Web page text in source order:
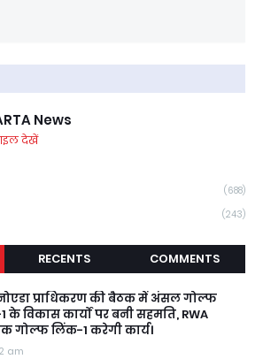
News
देखें
(688)
(243)
RECENTS COMMENTS
प्राधिकरण की बैठक में अंसल गोल्फ
के विकास कार्यों पर बनी सहमति, RWA
गोल्फ लिंक-1 करेगी कार्य।
am